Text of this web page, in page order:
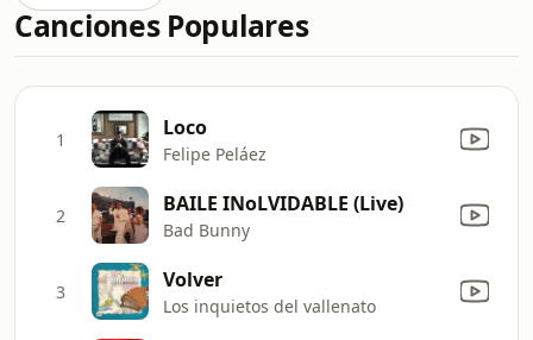
Canciones Populares
1 Loco
Felipe Peláez
2 BAILE INoLVIDABLE (Live)
Bad Bunny
3 Volver
Los inquietos del vallenato